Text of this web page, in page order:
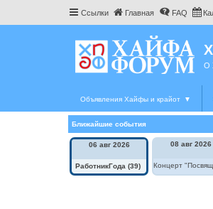
Ссылки Главная FAQ
О
Объявления Хайфы и крайот ▼
Ближайшие события
06 авг 2026
РаботникГода (39)
08 авг 2026
Концерт